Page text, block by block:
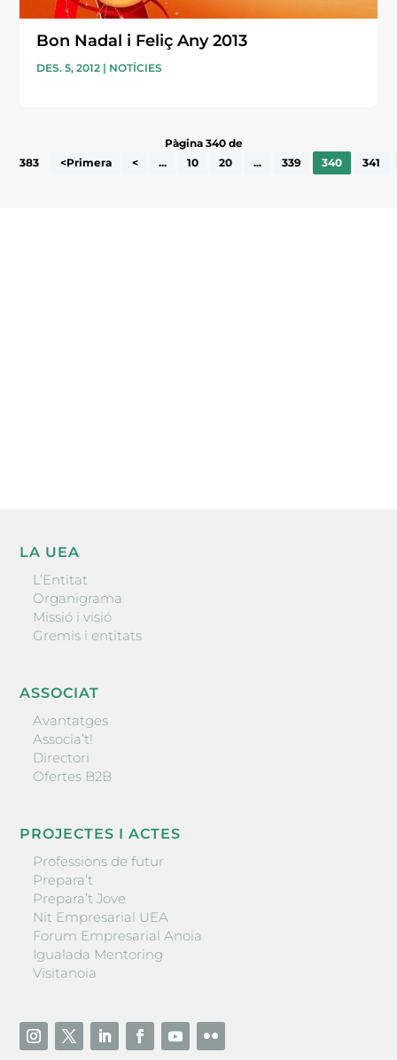
Bon Nadal i Feliç Any 2013
DES. 5, 2012 | NOTÍCIES
Pàgina 340 de
383
<Primera < ... 10 20 ... 339 340 341
LA UEA
L’Entitat
Organigrama
Missió i visió
Gremis i entitats
ASSOCIAT
Avantatges
Associa’t!
Directori
Ofertes B2B
PROJECTES I ACTES
Professions de futur
Prepara’t
Prepara’t Jove
Nit Empresarial UEA
Forum Empresarial Anoia
Igualada Mentoring
Visitanoia